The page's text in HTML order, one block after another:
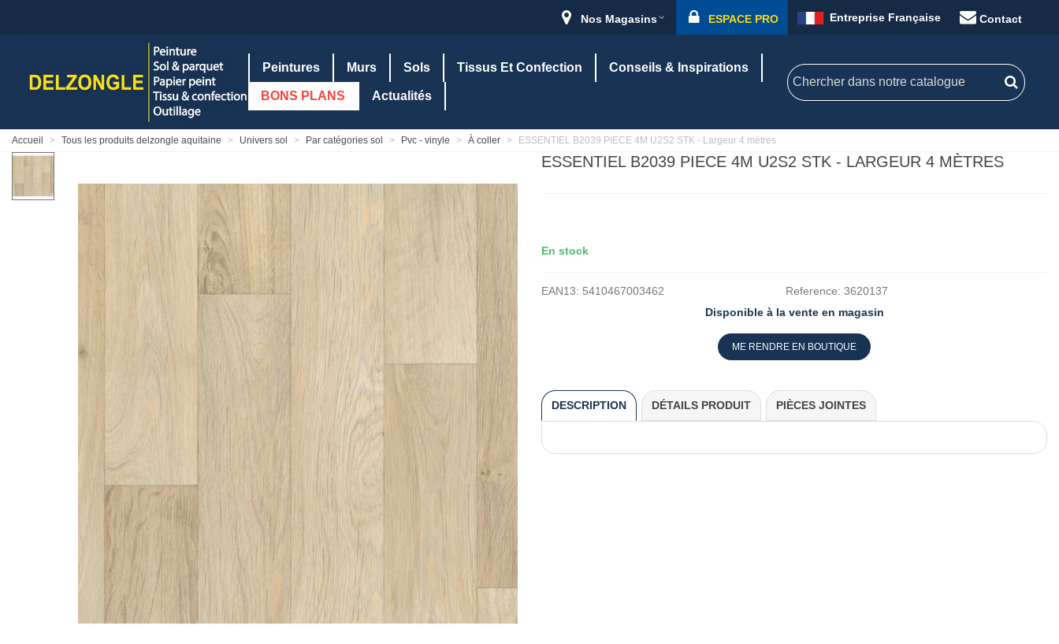
Nos Magasins ESPACE PRO Entreprise Française Contact
Peintures Murs Sols Tissus Et Confection Conseils & Inspirations
BONS PLANS Actualités
Accueil > Tous les produits delzongle aquitaine > Univers sol > Par catégories sol > Pvc - vinyle > À coller > ESSENTIEL B2039 PIECE 4M U2S2 STK - Largeur 4 mètres
ESSENTIEL B2039 PIECE 4M U2S2 STK - LARGEUR 4 MÈTRES
En stock
EAN13: 5410467003462 Reference: 3620137
Disponible à la vente en magasin
ME RENDRE EN BOUTIQUE
DESCRIPTION DÉTAILS PRODUIT PIÈCES JOINTES